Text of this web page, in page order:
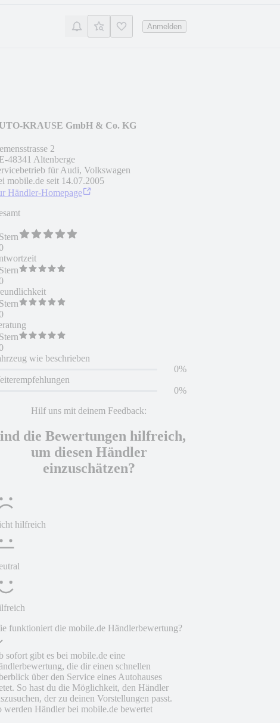
Anmelden
KRAUSE GmbH & Co. KG
2
-48341 Altenberge
für Audi, Volkswagen
mobile.de seit 14.07.2005
Händler-Homepage
wie beschrieben
0%
0%
Hilf uns mit deinem Feedback:
die Bewertungen hilfreich,
um diesen Händler
einzuschätzen?
hilfreich
funktioniert die mobile.de Händlerbewertung?
sofort gibt es bei mobile.de eine
die dir einen schnellen
über den Service eines Autohauses
So hast du die Möglichkeit, den Händler
der zu deinen Vorstellungen passt.
werden Händler bei mobile.de bewertet